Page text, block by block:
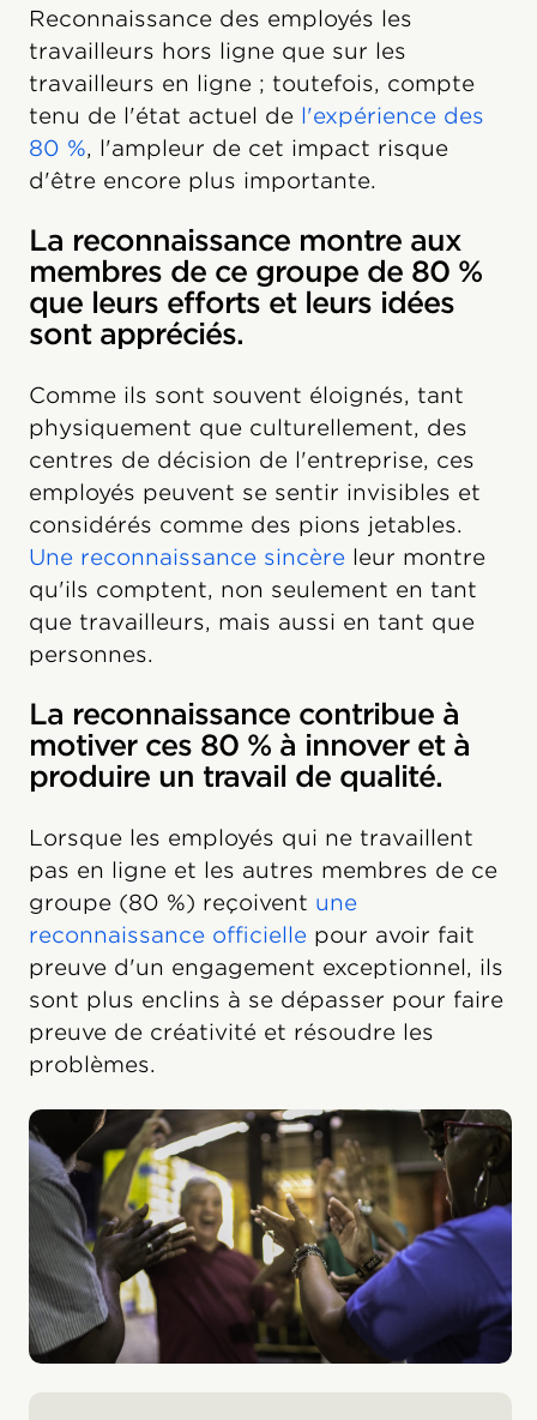
Reconnaissance des employés les
travailleurs hors ligne que sur les
travailleurs en ligne ; toutefois, compte
tenu de l'état actuel de l'expérience des
80 %, l'ampleur de cet impact risque
d'être encore plus importante.
La reconnaissance montre aux
membres de ce groupe de 80 %
que leurs efforts et leurs idées
sont appréciés.
Comme ils sont souvent éloignés, tant
physiquement que culturellement, des
centres de décision de l'entreprise, ces
employés peuvent se sentir invisibles et
considérés comme des pions jetables.
Une reconnaissance sincère leur montre
qu'ils comptent, non seulement en tant
que travailleurs, mais aussi en tant que
personnes.
La reconnaissance contribue à
motiver ces 80 % à innover et à
produire un travail de qualité.
Lorsque les employés qui ne travaillent
pas en ligne et les autres membres de ce
groupe (80 %) reçoivent une
reconnaissance officielle pour avoir fait
preuve d'un engagement exceptionnel, ils
sont plus enclins à se dépasser pour faire
preuve de créativité et résoudre les
problèmes.